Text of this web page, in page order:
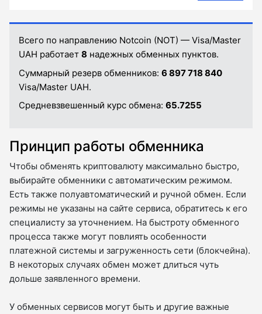
Всего по направлению Notcoin (NOT) — Visa/Master
UAH работает 8 надежных обменных пунктов.
Суммарный резерв обменников: 6 897 718 840
Visa/Master UAH.
Средневзвешенный курс обмена: 65.7255
Принцип работы обменника
Чтобы обменять криптовалюту максимально быстро,
выбирайте обменники с автоматическим режимом.
Есть также полуавтоматический и ручной обмен. Если
режимы не указаны на сайте сервиса, обратитесь к его
специалисту за уточнением. На быстроту обменного
процесса также могут повлиять особенности
платежной системы и загруженность сети (блокчейна).
В некоторых случаях обмен может длиться чуть
дольше заявленного времени.
У обменных сервисов могут быть и другие важные